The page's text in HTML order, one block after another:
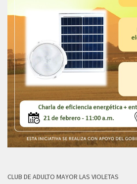
CLUB DE ADULTO MAYOR LAS VIOLETAS